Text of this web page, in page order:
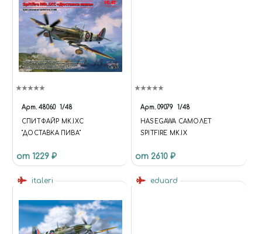
Арт. 48060 1/48
СПИТФАЙР MK.IXC
"ДОСТАВКА ПИВА"
от 1229 ₽
Арт. 09079 1/48
HASEGAWA САМОЛЕТ
SPITFIRE MK.IX
от 2610 ₽
italeri eduard